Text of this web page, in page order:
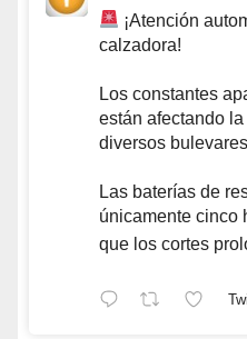
¡Atención
calzadora!
Los constantes
están afectando
diversos
Las baterías de
únicamente cinco
que los cortes